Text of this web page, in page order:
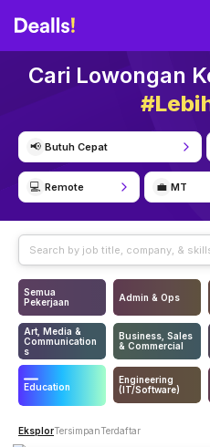
Cari Lowongan
📢 Butuh Cepat
💻 Remote 💼 MT
Semua
Pekerjaan
Admin & Ops
Art, Media &
Communication
s
Business, Sales
& Commercial
Education
Engineering
(IT/Software)
EksplorTersimpanTerdaftar